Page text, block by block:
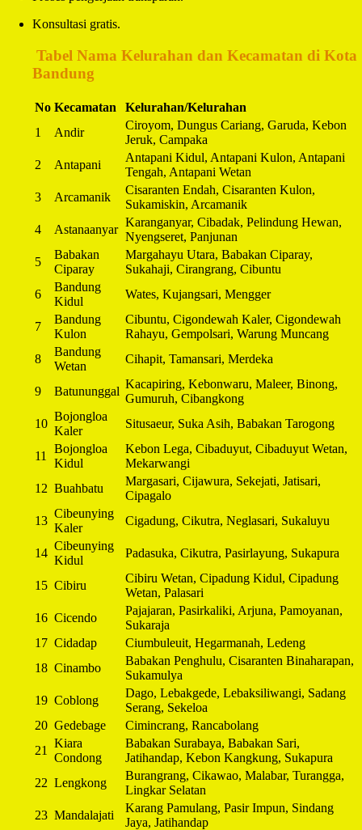
Konsultasi gratis.
Tabel Nama Kelurahan dan Kecamatan di Kota
Bandung
No Kecamatan
Kelurahan/Kelurahan
1
Andir
Ciroyom, Dungus Cariang, Garuda, Kebon
Jeruk, Campaka
2
Antapani
Antapani Kidul, Antapani Kulon, Antapani
Tengah, Antapani Wetan
3
Arcamanik
Cisaranten Endah, Cisaranten Kulon,
Sukamiskin, Arcamanik
4
Astanaanyar
Karanganyar, Cibadak, Pelindung Hewan,
Nyengseret, Panjunan
5
Babakan
Ciparay
Margahayu Utara, Babakan Ciparay,
Sukahaji, Cirangrang, Cibuntu
6
Bandung
Kidul
Wates, Kujangsari, Mengger
7
Bandung
Kulon
Cibuntu, Cigondewah Kaler, Cigondewah
Rahayu, Gempolsari, Warung Muncang
8
Bandung
Wetan
Cihapit, Tamansari, Merdeka
9 Batununggal
Kacapiring, Kebonwaru, Maleer, Binong,
Gumuruh, Cibangkong
10
Bojongloa
Kaler
Situsaeur, Suka Asih, Babakan Tarogong
11
Bojongloa
Kidul
Kebon Lega, Cibaduyut, Cibaduyut Wetan,
Mekarwangi
12 Buahbatu
Margasari, Cijawura, Sekejati, Jatisari,
Cipagalo
13
Cibeunying
Kaler
Cigadung, Cikutra, Neglasari, Sukaluyu
14
Cibeunying
Kidul
Padasuka, Cikutra, Pasirlayung, Sukapura
15 Cibiru
Cibiru Wetan, Cipadung Kidul, Cipadung
Wetan, Palasari
16 Cicendo
Pajajaran, Pasirkaliki, Arjuna, Pamoyanan,
Sukaraja
17 Cidadap
Ciumbuleuit, Hegarmanah, Ledeng
18 Cinambo
Babakan Penghulu, Cisaranten Binaharapan,
Sukamulya
19 Coblong
Dago, Lebakgede, Lebaksiliwangi, Sadang
Serang, Sekeloa
20 Gedebage
Cimincrang, Rancabolang
21
Kiara
Condong
Babakan Surabaya, Babakan Sari,
Jatihandap, Kebon Kangkung, Sukapura
22 Lengkong
Burangrang, Cikawao, Malabar, Turangga,
Lingkar Selatan
23 Mandalajati
Karang Pamulang, Pasir Impun, Sindang
Jaya, Jatihandap